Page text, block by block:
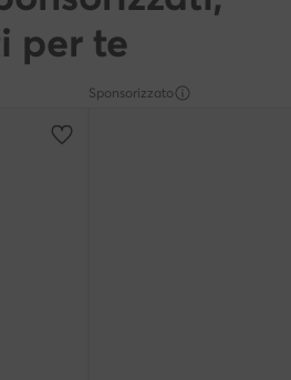
per te
Sponsorizzato